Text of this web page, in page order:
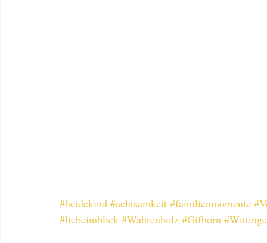
#heidekind #achtsamkeit #familienmomente
#liebeimblick #Wahrenholz #Gifhorn